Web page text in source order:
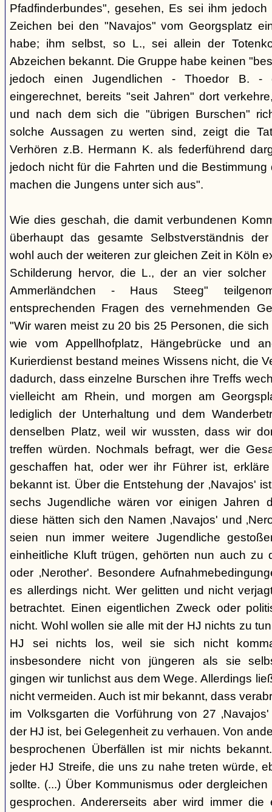
Pfadfinderbundes", gesehen, Es sei ihm
Zeichen bei den "Navajos" vom Georgsplatz
habe; ihm selbst, so L., sei allein der
Abzeichen bekannt. Die Gruppe habe keinen
jedoch einen Jugendlichen - Thoedor B. -
eingerechnet, bereits "seit Jahren" dort
und nach dem sich die "übrigen Burschen"
solche Aussagen zu werten sind, zeigt die
Verhören z.B. Hermann K. als federführend
jedoch nicht für die Fahrten und die
machen die Jungens unter sich aus".
Wie dies geschah, die damit verbundenen
überhaupt das gesamte Selbstverständnis
wohl auch der weiteren zur gleichen Zeit in Köln
Schilderung hervor, die L., der an vier
Ammerländchen - Haus Steeg"
entsprechenden Fragen des vernehmenden
"Wir waren meist zu 20 bis 25 Personen, die
wie vom Appellhofplatz, Hängebrücke und
Kurierdienst bestand meines Wissens nicht, die
dadurch, dass einzelne Burschen ihre Treffs
vielleicht am Rhein, und morgen am
lediglich der Unterhaltung und dem
denselben Platz, weil wir wussten, dass wir
treffen würden. Nochmals befragt, wer die
geschaffen hat, oder wer ihr Führer ist,
bekannt ist. Über die Entstehung der ‚Navajos'
sechs Jugendliche wären vor einigen Jahren
diese hätten sich den Namen ‚Navajos' und
seien nun immer weitere Jugendliche
einheitliche Kluft trügen, gehörten nun auch zu
oder ‚Nerother'. Besondere
es allerdings nicht. Wer gelitten und nicht
betrachtet. Einen eigentlichen Zweck oder
nicht. Wohl wollen sie alle mit der HJ nichts zu
HJ sei nichts los, weil sie sich nicht
insbesondere nicht von jüngeren als sie
gingen wir tunlichst aus dem Wege. Allerdings
nicht vermeiden. Auch ist mir bekannt, dass
im Volksgarten die Vorführung von 27
der HJ ist, bei Gelegenheit zu verhauen. Von
besprochenen Überfällen ist mir nichts
jeder HJ Streife, die uns zu nahe treten würde,
sollte. (...) Über Kommunismus oder
gesprochen. Andererseits aber wird immer die